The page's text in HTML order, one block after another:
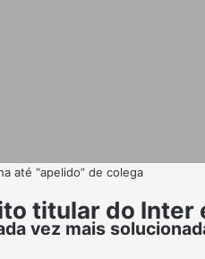
até “apelido” de colega
titular do Inter
vez mais